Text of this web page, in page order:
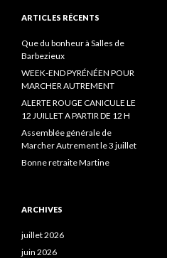
ARTICLES RÉCENTS
Que du bonheur à Salles de
Barbezieux
WEEK-END PYRÉNÉEN POUR
MARCHER AUTREMENT
ALERTE ROUGE CANICULE LE
12 JUILLET A PARTIR DE 12 H
Assemblée générale de
Marcher Autrement le 3 juillet
Bonne retraite Martine
ARCHIVES
juillet 2026
juin 2026